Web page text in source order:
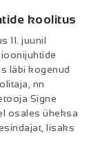
koolitus
11. juunil
läbi kogenud
nn
Signe
osales üheksa
lisaks